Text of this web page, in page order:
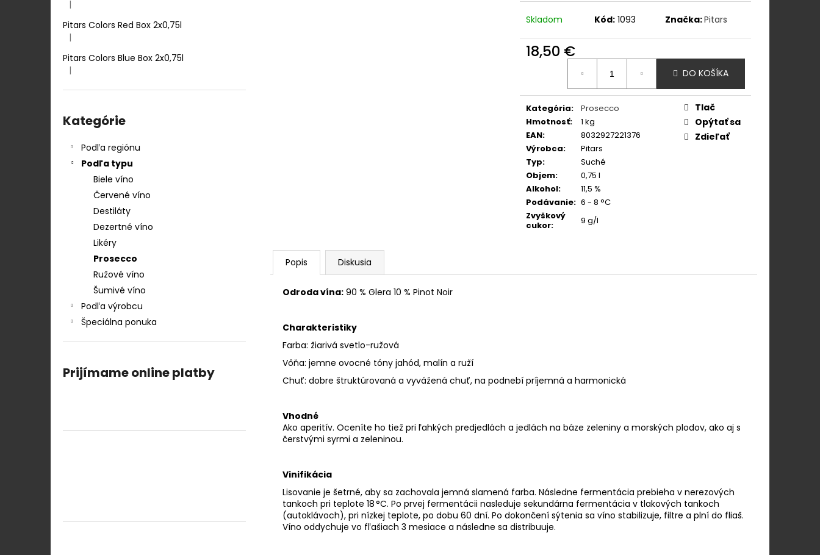
Hodnotenie produktu je 5 z 5 hviezdičiek.
|
Pitars Colors Red Box 2x0,75l
Hodnotenie produktu je 5 z 5 hviezdičiek.
|
Pitars Colors Blue Box 2x0,75l
Hodnotenie produktu je 5 z 5 hviezdičiek.
|
kategórie
Kategórie
Podľa regiónu
Podľa typu
Biele víno
Červené víno
Destiláty
Dezertné víno
Likéry
Prosecco
Ružové víno
Šumivé víno
Podľa výrobcu
Špeciálna ponuka
Prijímame online platby
Skladom Kód: 1093 Značka:Pitars
18,50 €
Jednotková
DO KOŠÍKA
Kategória:
Prosecco
Hmotnosť:
1 kg
EAN:
8032927221376
Výrobca:
Pitars
Typ:
Suché
Objem:
0,75 l
Alkohol:
11,5 %
Podávanie: 6 - 8 °C
Zvyškový
cukor: 9 g/l
Tlač
Opýtať sa
Zdieľať
Popis Diskusia
Odroda vína: 90 % Glera 10 % Pinot Noir
Charakteristiky
Farba: žiarivá svetlo-ružová
Vôňa: jemne ovocné tóny jahód, malín a ruží
Chuť: dobre štruktúrovaná a vyvážená chuť, na podnebí príjemná a harmonická
Vhodné
Ako aperitív. Oceníte ho tiež pri ľahkých predjedlách a jedlách na báze zeleniny a morských plodov, ako aj s
čerstvými syrmi a zeleninou.
Vinifikácia
Lisovanie je šetrné, aby sa zachovala jemná slamená farba. Následne fermentácia prebieha v nerezových
tankoch pri teplote 18 °C. Po prvej fermentácii nasleduje sekundárna fermentácia v tlakových tankoch
(autoklávoch), pri nízkej teplote, po dobu 60 dní. Po dokončení sýtenia sa víno stabilizuje, filtre a plní do fliaš.
Víno oddychuje vo fľašiach 3 mesiace a následne sa distribuuje.
TENUTA ULISSE PECORINO TERRE D
´ABRUZZO IGP 0,75 L
12,50 €
TERRE DEL NOCE PINOT GRIGIO ROSÉ